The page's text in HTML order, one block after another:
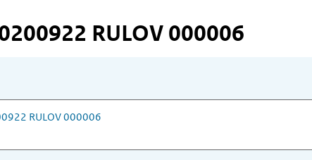
RULOV 000006
RULOV 000006